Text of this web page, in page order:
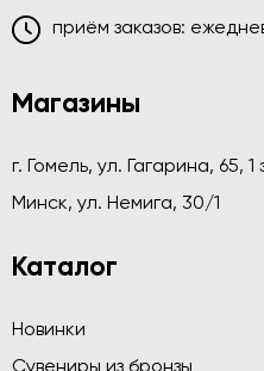
приём заказов:
Магазины
г. Гомель, ул. Гагарина, 65,
Минск, ул. Немига, 30/1
Каталог
Новинки